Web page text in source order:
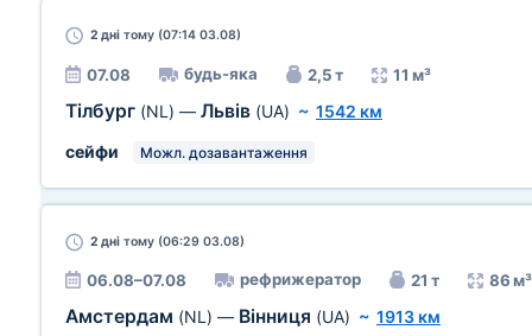
2 дні тому (07:14 03.08)
07.08 будь-яка 2,5 т 11 м³
Тілбург (NL) — Львів (UA) ~ 1542 км
сейфи
Можл. дозавантаження
2 дні тому (06:29 03.08)
06.08–07.08 рефрижератор 21 т 86 м³
Амстердам (NL) — Вінниця (UA) ~ 1913 км